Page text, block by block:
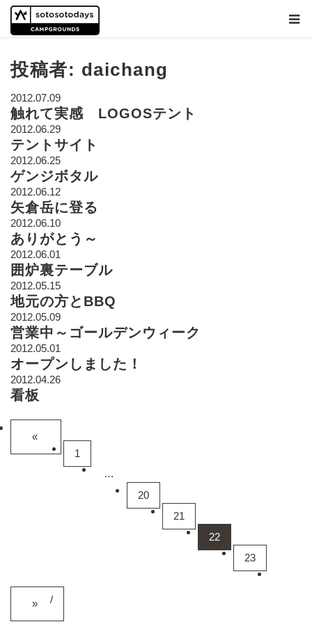
投稿者: daichang
2012.07.09
触れて実感 LOGOSテント
2012.06.29
テントサイト
2012.06.25
ゲンジボタル
2012.06.12
矢倉岳に登る
2012.06.10
ありがとう～
2012.06.01
囲炉裏テーブル
2012.05.15
地元の方とBBQ
2012.05.09
営業中～ゴールデンウィーク
2012.05.01
オープンしました！
2012.04.26
看板
«
前へ
1
…
20
21
22
23
/
»
次へ